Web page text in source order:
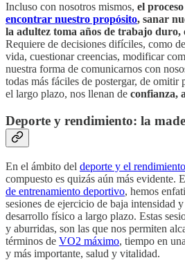
Incluso con nosotros mismos, el
encontrar nuestro propósito, sanar
la adultez toma años de trabajo duro,
Requiere de decisiones difíciles, como
vida, cuestionar creencias, modificar
nuestra forma de comunicarnos con
todas más fáciles de postergar, de omitir
el largo plazo, nos llenan de confianza,
Deporte y rendimiento: la
En el ámbito del deporte y el rendimiento
compuesto es quizás aún más evidente.
de entrenamiento deportivo, hemos
sesiones de ejercicio de baja intensidad
desarrollo físico a largo plazo. Estas
y aburridas, son las que nos permiten
términos de VO2 máximo, tiempo en
y más importante, salud y vitalidad.